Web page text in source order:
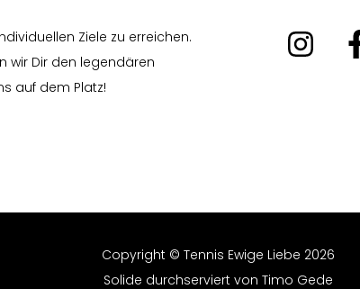
Ziele zu erreichen.
wir Dir den legendären
auf dem Platz!
Copyright © Tennis Ewige Liebe 2026
Solide durchserviert von Timo Gede